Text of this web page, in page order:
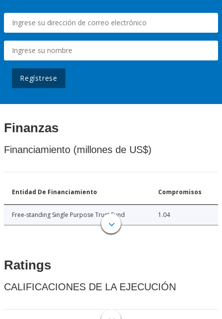
Regístrese
Finanzas
Financiamiento (millones de US$)
Entidad De Financiamiento Compromisos
Free-standing Single Purpose Trust Fund 1.04
Ratings
CALIFICACIONES DE LA EJECUCIÓN